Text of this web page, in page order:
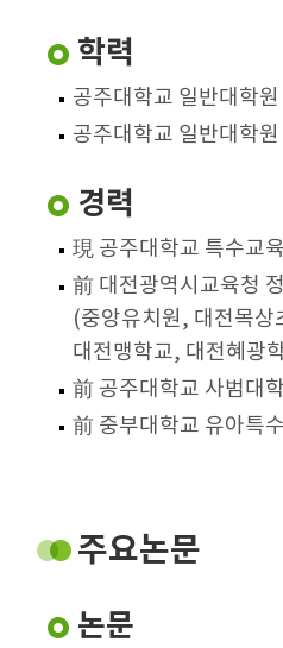
학력
공주대학교 일반대학
공주대학교 일반대학
경력
現 공주대학교 특수교
前 대전광역시교육청
(중앙유치원, 대전목
대전맹학교, 대전혜광
前 공주대학교 사범대
前 중부대학교 유아특
주요논문
논문